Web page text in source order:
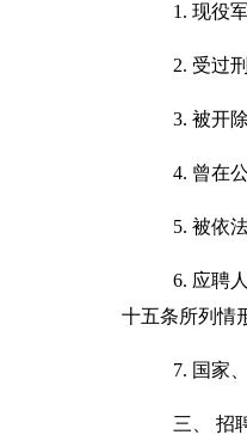
1. 现役
2. 受过
3. 被开
4. 曾在
5. 被依
6. 应聘
十五条所列情
7. 国家
三 招